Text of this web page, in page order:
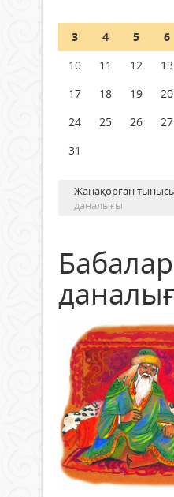
Шетелде жүрген
азаматтары
3
4 5 6
10
11 12 13
17
18 19 20
24
25 26 27
31
Жаңақорған
даналығы
Бабалар